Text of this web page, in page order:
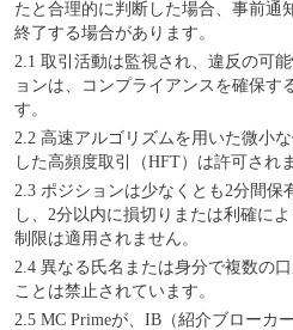
たと合理的に判断した場合、事前通
終了する場合があります。
2.1 取引活動は監視され、違反の可
ョンは、コンプライアンスを確保す
す。
2.2 高速アルゴリズムを用いた微小
した高頻度取引（HFT）は許可され
2.3 ポジションは少なくとも2分間保
し、2分以内に損切りまたは利確に
制限は適用されません。
2.4 異なる氏名または身分で複数の
ことは禁止されています。
2.5 MC Primeが、IB（紹介ブローカ